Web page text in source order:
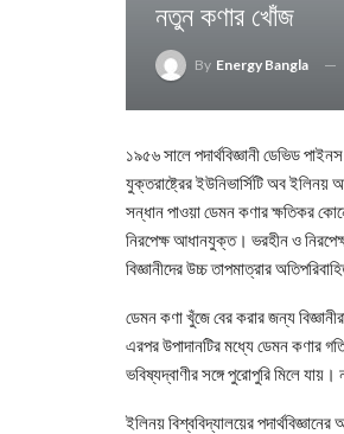
নতুন কণার খোঁজ
By Energy Bangla
১৯৫৬ সালে পদার্থবিজ্ঞানী ডেভিড
যুক্তরাষ্ট্রের ইউনিভার্সিটি অব ইলিনয়
সন্ধান পাওয়া ডেমন কণার ক্ষতিকর
নিরপেক্ষ আধানযুক্ত। ভরহীন ও
বিজ্ঞানীদের উচ্চ তাপমাত্রার
ডেমন কণা খুঁজে বের করার জন্য
এরপর উপাদানটির মধ্যে ডেমন কণার
ভবিষ্যদ্বাণীর সঙ্গে পুরোপুরি মিলে
ইলিনয় বিশ্ববিদ্যালয়ের